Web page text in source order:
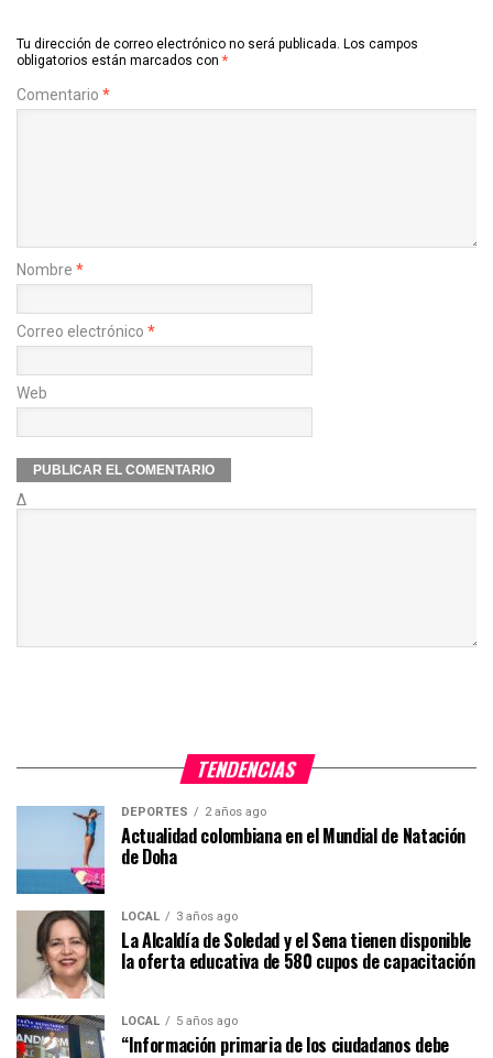
Tu dirección de correo electrónico no será publicada. Los campos
obligatorios están marcados con *
Comentario *
Nombre *
Correo electrónico *
Web
Δ
TENDENCIAS
DEPORTES 2 años ago
Actualidad colombiana en el Mundial de Natación
de Doha
LOCAL 3 años ago
La Alcaldía de Soledad y el Sena tienen disponible
la oferta educativa de 580 cupos de capacitación
LOCAL 5 años ago
“Información primaria de los ciudadanos debe